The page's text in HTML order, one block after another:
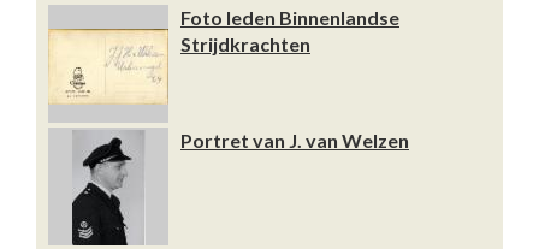
Foto leden Binnenlandse
Strijdkrachten
Portret van J. van Welzen